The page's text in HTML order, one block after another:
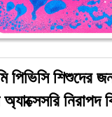
পিভিসি শিশুদের
নিরাপদ